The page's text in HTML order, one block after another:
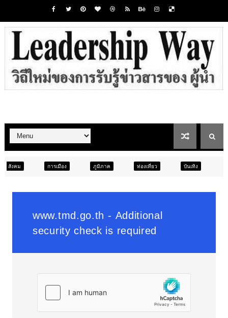
ภูมิภาค ท่องเที่ยว บันเทิง